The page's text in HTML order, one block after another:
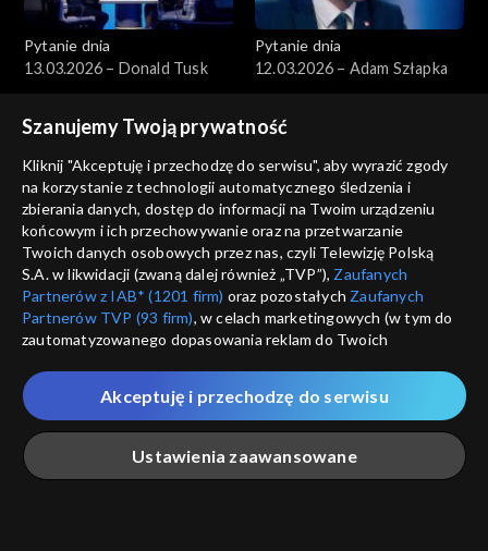
Pytanie dnia
13.03.2026 – Donald Tusk
Pytanie dnia
12.03.2026 – Adam Szłapka
Pytanie dnia
11.03.2026 – Marek
Borowski
Pytanie dnia
10.03.2026 – Paweł Zalewski
Pytanie dnia
09.03.2026 – Jakub Banaszak
Pytanie dnia
08.03.2026 – Henryka
Bochniarz i Magdalena Środa
Szanujemy Twoją prywatność
Kliknij "Akceptuję i przechodzę do serwisu", aby wyrazić zgody
na korzystanie z technologii automatycznego śledzenia i
zbierania danych, dostęp do informacji na Twoim urządzeniu
końcowym i ich przechowywanie oraz na przetwarzanie
Twoich danych osobowych przez nas, czyli Telewizję Polską
S.A. w likwidacji (zwaną dalej również „TVP”), Zaufanych
Partnerów z IAB* (1201 firm) oraz pozostałych Zaufanych
Partnerów TVP (93 firm), w celach marketingowych (w tym do
zautomatyzowanego dopasowania reklam do Twoich
które wskazujemy poniżej, a także zgody na udostępnianie
przez nas identyfikatora PPID do Google.
Twoje dane osobowe zbierane podczas odwiedzania przez
Ciebie naszych
poszczególnych serwisówzwanych dalej
„Portalem”, w tym informacje zapisywane za pomocą
Ustawienia zaawansowane
Akceptuję i przechodzę do serwisu